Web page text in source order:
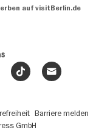
auf visitBerlin.de
Barriere melden
GmbH